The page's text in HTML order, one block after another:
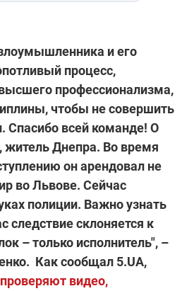
и его
процесс,
профессионализма,
чтобы не совершить
Спасибо всей команде! О
житель Днепра. Во время
он арендовал не
во Львове. Сейчас
полиции. Важно узнать
следствие склоняется к
– только исполнитель", –
Как сообщал 5.UA,
проверяют видео,